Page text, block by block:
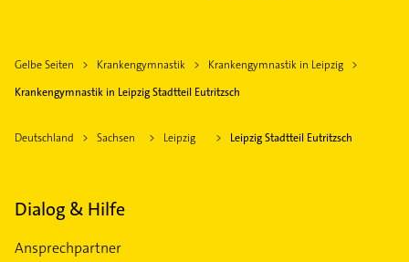
Gelbe Seiten Krankengymnastik
Krankengymnastik in Leipzig
Krankengymnastik in Leipzig Stadtteil Eutritzsch
Deutschland Sachsen Leipzig Leipzig Stadtteil Eutritzsch
Dialog & Hilfe
Ansprechpartner